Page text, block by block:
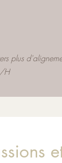
plus
H